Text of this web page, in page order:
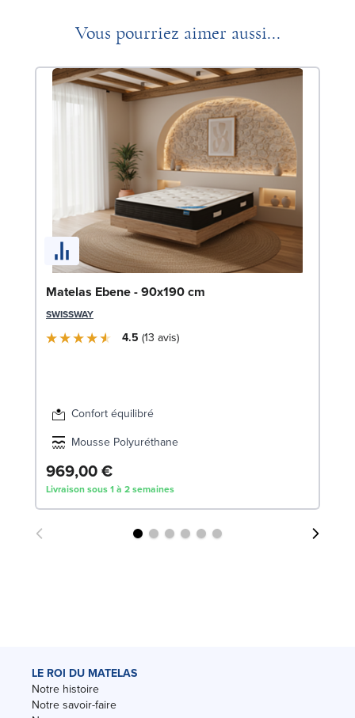
Vous pourriez aimer aussi...
Matelas Ebene - 90x190 cm
SWISSWAY
4.5 13 avis
Confort équilibré
Mousse Polyuréthane
969,00 €
Livraison sous 1 à 2 semaines
LE ROI DU MATELAS
Notre histoire
Notre savoir-faire